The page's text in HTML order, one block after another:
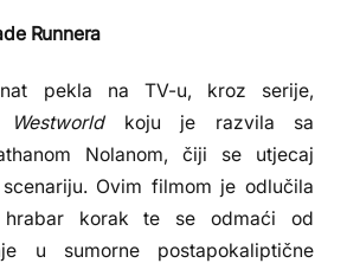
Runnera
pekla na TV-u, kroz serije,
Westworldkoju je razvila sa
Nolanom, čiji se utjecaj
Ovim filmom je odlučila
hrabar korak te se odmaći od
u sumorne postapokaliptične